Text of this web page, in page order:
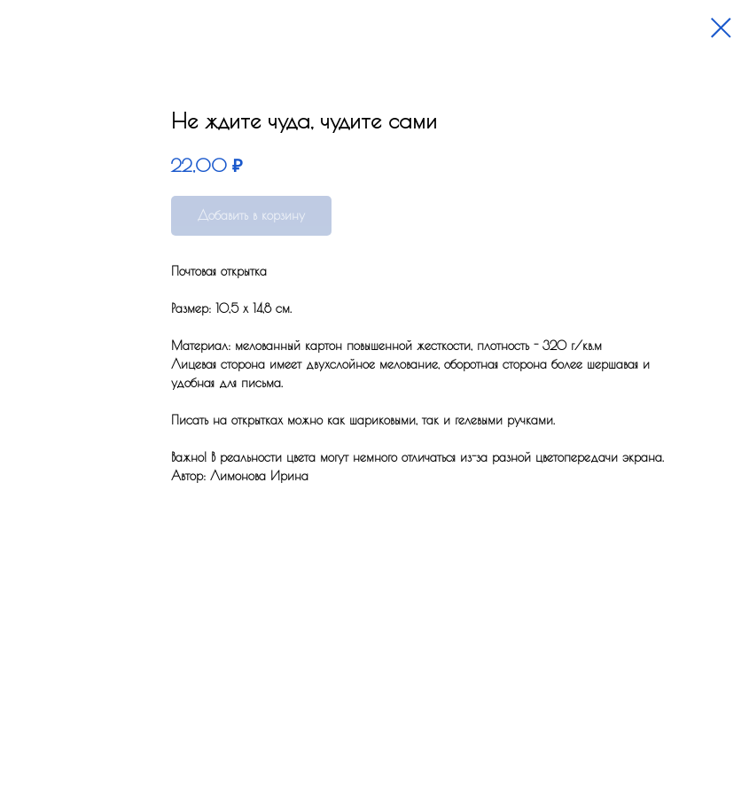
Не ждите чуда, чудите сами
22,00 ₽
Добавить в корзину
Почтовая открытка
Размер: 10,5 x 14,8 см.
Материал: мелованный картон повышенной жесткости, плотность - 320 г/кв.м
Лицевая сторона имеет двухслойное мелование, оборотная сторона более шершавая и
удобная для письма.
Писать на открытках можно как шариковыми, так и гелевыми ручками.
Важно! В реальности цвета могут немного отличаться из-за разной цветопередачи экрана.
Автор: Лимонова Ирина